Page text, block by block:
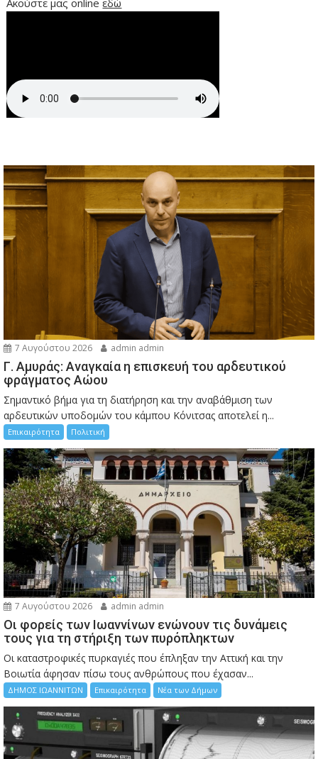
7 Αυγούστου 2026 admin admin
Γ. Αμυράς: Αναγκαία η επισκευή του αρδευτικού
φράγματος Αώου
Σημαντικό βήμα για τη διατήρηση και την αναβάθμιση των
αρδευτικών υποδομών του κάμπου Κόνιτσας αποτελεί η...
Επικαιρότητα Πολιτική
7 Αυγούστου 2026 admin admin
Οι φορείς των Ιωαννίνων ενώνουν τις δυνάμεις
τους για τη στήριξη των πυρόπληκτων
Οι καταστροφικές πυρκαγιές που έπληξαν την Αττική και την
Bοιωτία άφησαν πίσω τους ανθρώπους που έχασαν...
ΔΗΜΟΣ ΙΩΑΝΝΙΤΩΝ Επικαιρότητα Νέα των Δήμων